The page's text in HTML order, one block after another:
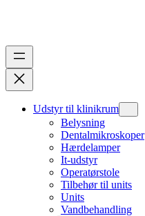
Udstyr til klinikrum
Belysning
Dentalmikroskoper
Hærdelamper
It-udstyr
Operatørstole
Tilbehør til units
Units
Vandbehandling